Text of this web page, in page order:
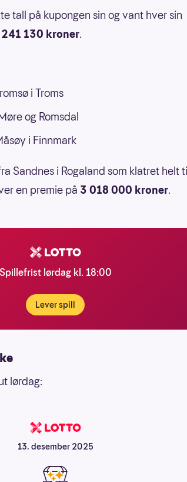
tall på kupongen sin og vant hver sin
130 kroner.
i Troms
og Romsdal
i Finnmark
Sandnes i Rogaland som klatret helt
en premie på 3 018 000 kroner.
Spillefrist lørdag kl. 18:00
Lever spill
lørdag:
13. desember 2025